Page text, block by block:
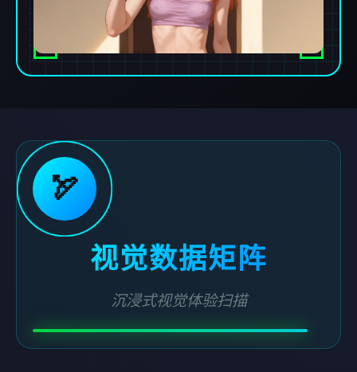
🏹
视觉数据矩阵
沉浸式视觉体验扫描